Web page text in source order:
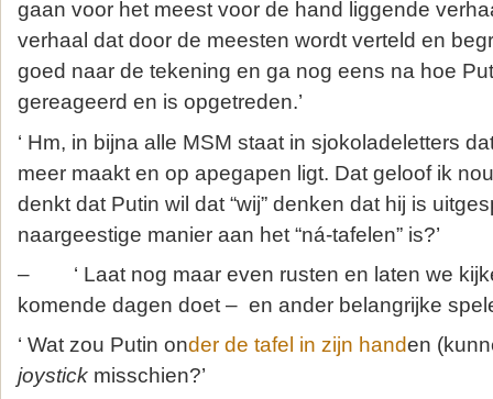
gaan voor het meest voor de hand liggende
verhaal dat door de meesten wordt verteld en
goed naar de tekening en ga nog eens na hoe
gereageerd en is opgetreden.’
‘ Hm, in bijna alle MSM staat in sjokoladeletters
meer maakt en op apegapen ligt. Dat geloof ik
denkt dat Putin wil dat “wij” denken dat hij is
naargeestige manier aan het “ná-tafelen” is?’
– ‘ Laat nog maar even rusten en laten we
komende dagen doet – en ander belangrijke
‘ Wat zou Putin onder de tafel in zijn handen
joystick misschien?’